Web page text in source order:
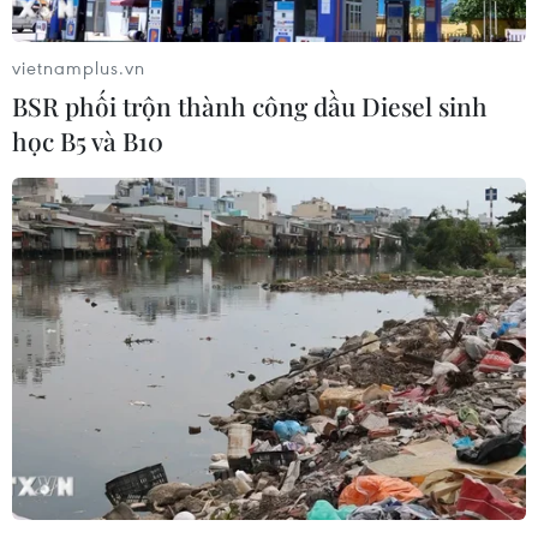
Bí thư Tỉnh ủy Điện Biên Trần Quốc Cường phát biểu. (Ảnh:
Trung Kiên/TTXVN)
Điện Biên lựa chọn ba khâu đột phá. Thứ nhất
là hoàn thiện cơ chế, chính sách và nâng cao
năng lực cạnh tranh. Thứ hai là hoàn thiện hệ
thống hạ tầng kinh tế-xã hội theo hướng đồng
vietnamplus.vn
BSR phối trộn thành công dầu Diesel sinh
học B5 và B10